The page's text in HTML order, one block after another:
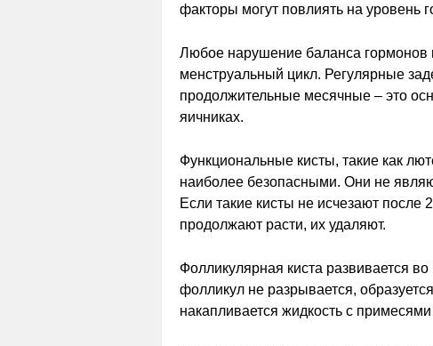
факторы могут повлиять на уровень
Любое нарушение баланса гормонов
менструальный цикл. Регулярные
продолжительные месячные – это
яичниках.
Функциональные кисты, такие как
наиболее безопасными. Они не
Если такие кисты не исчезают
продолжают расти, их удаляют.
Фолликулярная киста развивается
фолликул не разрывается,
накапливается жидкость с примесями